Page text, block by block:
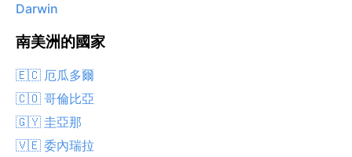
Darwin
南美洲的國家
🇪🇨 厄瓜多爾
🇨🇴 哥倫比亞
🇬🇾 圭亞那
🇻🇪 委內瑞拉